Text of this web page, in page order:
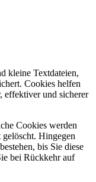
kleine Textdateien,
Cookies helfen
effektiver und sicherer
Cookies werden
Hingegen
bis Sie diese
bei Rückkehr auf